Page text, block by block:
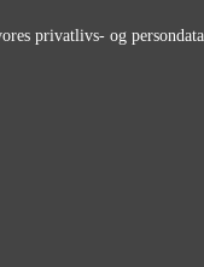
privatlivs- og